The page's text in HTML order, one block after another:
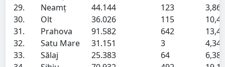
29.
Neamț 44.144 123
3,86
30.
Olt 36.026 115
10,47
31.
Prahova 91.582 642
13,47
32.
Satu Mare 31.151 3
4,34
33.
Sălaj 25.383 64
6,38